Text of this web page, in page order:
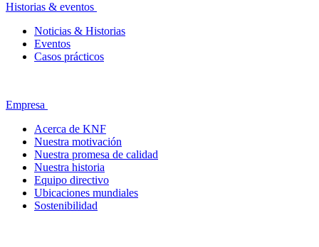
Historias & eventos
Noticias & Historias
Eventos
Casos prácticos
Empresa
Acerca de KNF
Nuestra motivación
Nuestra promesa de calidad
Nuestra historia
Equipo directivo
Ubicaciones mundiales
Sostenibilidad